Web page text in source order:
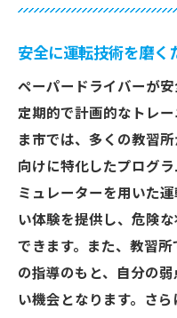
安全に運転技術を磨く
ペーパードライバーが安
定期的で計画的なトレ
ま市では、多くの教習
向けに特化したプログ
ミュレーターを用いた
い体験を提供し、危険
できます。また、教習
の指導のもと、自分の
い機会となります。さ